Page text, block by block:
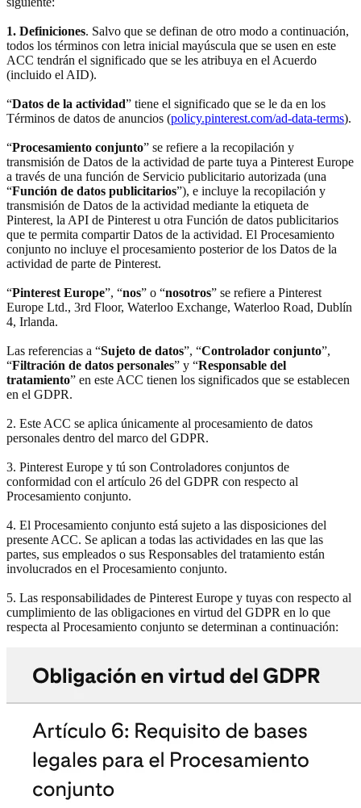
1. Definiciones. Salvo que se definan de otro modo a continuación,
todos los términos con letra inicial mayúscula que se usen en este
ACC tendrán el significado que se les atribuya en el Acuerdo
(incluido el AID).
“Datos de la actividad” tiene el significado que se le da en los
Términos de datos de anuncios (policy.pinterest.com/ad-data-terms).
“Procesamiento conjunto” se refiere a la recopilación y
transmisión de Datos de la actividad de parte tuya a Pinterest Europe
a través de una función de Servicio publicitario autorizada (una
“Función de datos publicitarios”), e incluye la recopilación y
transmisión de Datos de la actividad mediante la etiqueta de
Pinterest, la API de Pinterest u otra Función de datos publicitarios
que te permita compartir Datos de la actividad. El Procesamiento
conjunto no incluye el procesamiento posterior de los Datos de la
actividad de parte de Pinterest.
“Pinterest Europe”, “nos” o “nosotros” se refiere a Pinterest
Europe Ltd., 3rd Floor, Waterloo Exchange, Waterloo Road, Dublín
4, Irlanda.
Las referencias a “Sujeto de datos”, “Controlador conjunto”,
“Filtración de datos personales” y “Responsable del
tratamiento” en este ACC tienen los significados que se establecen
en el GDPR.
2. Este ACC se aplica únicamente al procesamiento de datos
personales dentro del marco del GDPR.
3. Pinterest Europe y tú son Controladores conjuntos de
conformidad con el artículo 26 del GDPR con respecto al
Procesamiento conjunto.
4. El Procesamiento conjunto está sujeto a las disposiciones del
presente ACC. Se aplican a todas las actividades en las que las
partes, sus empleados o sus Responsables del tratamiento están
involucrados en el Procesamiento conjunto.
5. Las responsabilidades de Pinterest Europe y tuyas con respecto al
cumplimiento de las obligaciones en virtud del GDPR en lo que
respecta al Procesamiento conjunto se determinan a continuación: